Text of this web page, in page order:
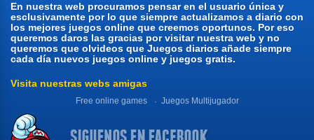
En nuestra web procuramos pensar en el usuario única y
esclusivamente por lo que siempre actualizamos a diario con
los mejores juegos online que creemos oportunos. Por eso
queremos daros las gracias por visitar nuestra web y no
queremos que olvideos que Juegos diarios añade siempre
cada día nuevos juegos online y juegos gratis.
Visita nuestras webs amigas
Free online games Juegos Multijugador